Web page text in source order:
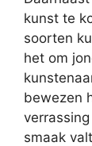
kunst te
soorten
het om
bewezen
smaak